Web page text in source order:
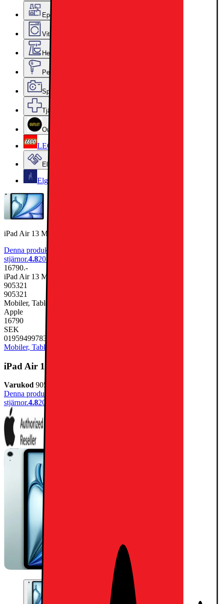
Epoq Kök & Tvättstuga
Vitvaror
Hem, Hushåll & Trädgård
Personvård, Hälsa & Skönhet
Sport & Fritid
Tjänster & Tillbehör
Outlet
LEGO
Elgiganten Företag
Elgiganten Kundklubb
iPad Air 13 M3 1TB WiFi (Blue)
Denna produkt har blivit bedömd som 4.8 av 5 möjliga
stjärnor.4.8205
16790.-
iPad Air 13 M3 1TB WiFi (Blue)
905321
905321
Mobiler, Tablets & Smartklockor, Surfplatta
Apple
16790
SEK
0195949978319
Mobiler, Tablets & Smartklockor
iPad Air 13 M3 1TB WiFi (Blue)
Varukod 905321
Denna produkt har blivit bedömd som 4.8 av 5 möjliga
stjärnor.4.8205